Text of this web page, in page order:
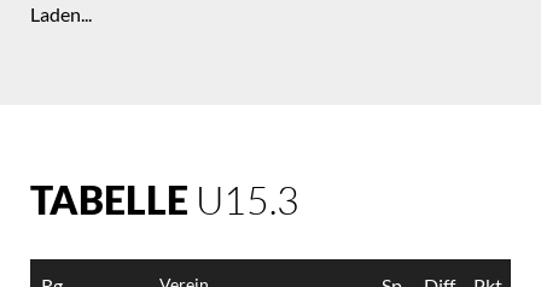
Laden...
TABELLE U15.3